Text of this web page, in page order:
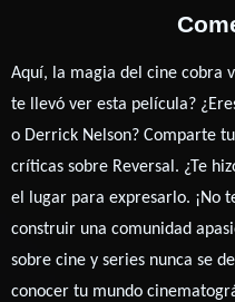
Aquí, la magia del cine cobra
te llevó ver esta película?
o Derrick Nelson? Comparte
críticas sobre Reversal. ¿Te
el lugar para expresarlo. ¡No
construir una comunidad
sobre cine y series nunca se
conocer tu mundo